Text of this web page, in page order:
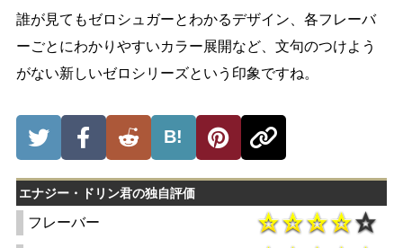
誰が見てもゼロシュガーとわかるデザイン、各フレーバ
ーごとにわかりやすいカラー展開など、文句のつけよう
がない新しいゼロシリーズという印象ですね。
B!
エナジー・ドリン君の独自評価
フレーバー